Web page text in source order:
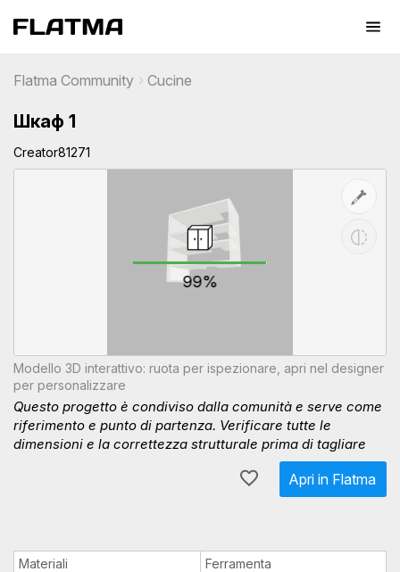
Flatma Community Cucine
Шкаф 1
Creator81271
99%
Modello 3D interattivo: ruota per ispezionare, apri nel designer
per personalizzare
Questo progetto è condiviso dalla comunità e serve come
riferimento e punto di partenza. Verificare tutte le
dimensioni e la correttezza strutturale prima di tagliare
Apri in Flatma
Materiali
Ferramenta